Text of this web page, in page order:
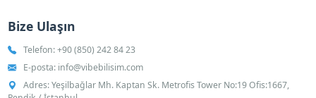
Bize Ulaşın
Telefon:+90 (850) 242 84 23
E-posta: info@vibebilisim.com
Adres: Yeşilbağlar Mh. Kaptan Sk. Metrofis Tower No:19 Ofis:1667,